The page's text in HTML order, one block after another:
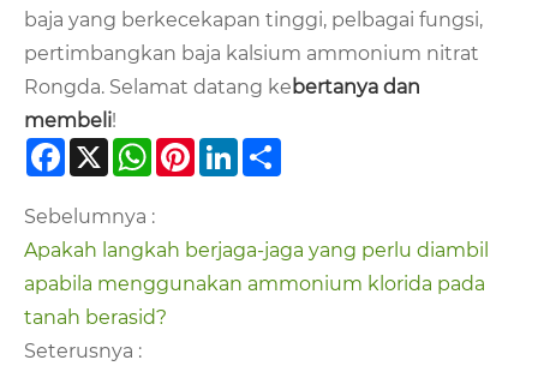
baja yang berkecekapan tinggi, pelbagai fungsi,
pertimbangkan baja kalsium ammonium nitrat
Rongda. Selamat datang ke bertanya dan
membeli!
Facebook
X WhatsApp
Pinterest
LinkedIn
Sebelumnya :
Apakah langkah berjaga-jaga yang perlu diambil
apabila menggunakan ammonium klorida pada
tanah berasid?
Seterusnya :